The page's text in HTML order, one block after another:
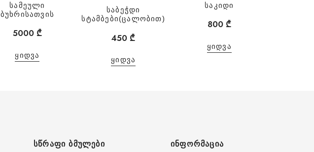
სამეული
ბუხრისათვის
5000 ₾
ᲧᲘᲓᲕᲐ
საბეჭდი
სტამბები(ცალობით)
450 ₾
ᲧᲘᲓᲕᲐ
საკიდი
800 ₾
ᲧᲘᲓᲕᲐ
ᲡᲬᲠᲐᲤᲘ ᲑᲛᲣᲚᲔᲑᲘ ᲘᲜᲤᲝᲠᲛᲐᲪᲘᲐ